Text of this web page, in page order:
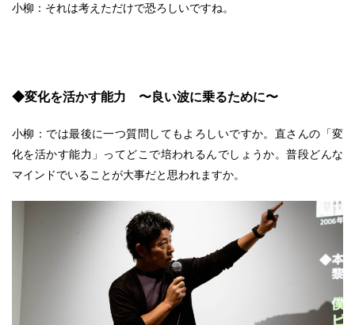
小柳：それは考えただけで恐ろしいですね。
◆変化を活かす能力 〜良い波に乗るために〜
小柳：では最後に一つ質問してもよろしいですか。直さんの「変
化を活かす能力」ってどこで培われるんでしょうか。普段どんな
マインドでいることが大事だと思われますか。